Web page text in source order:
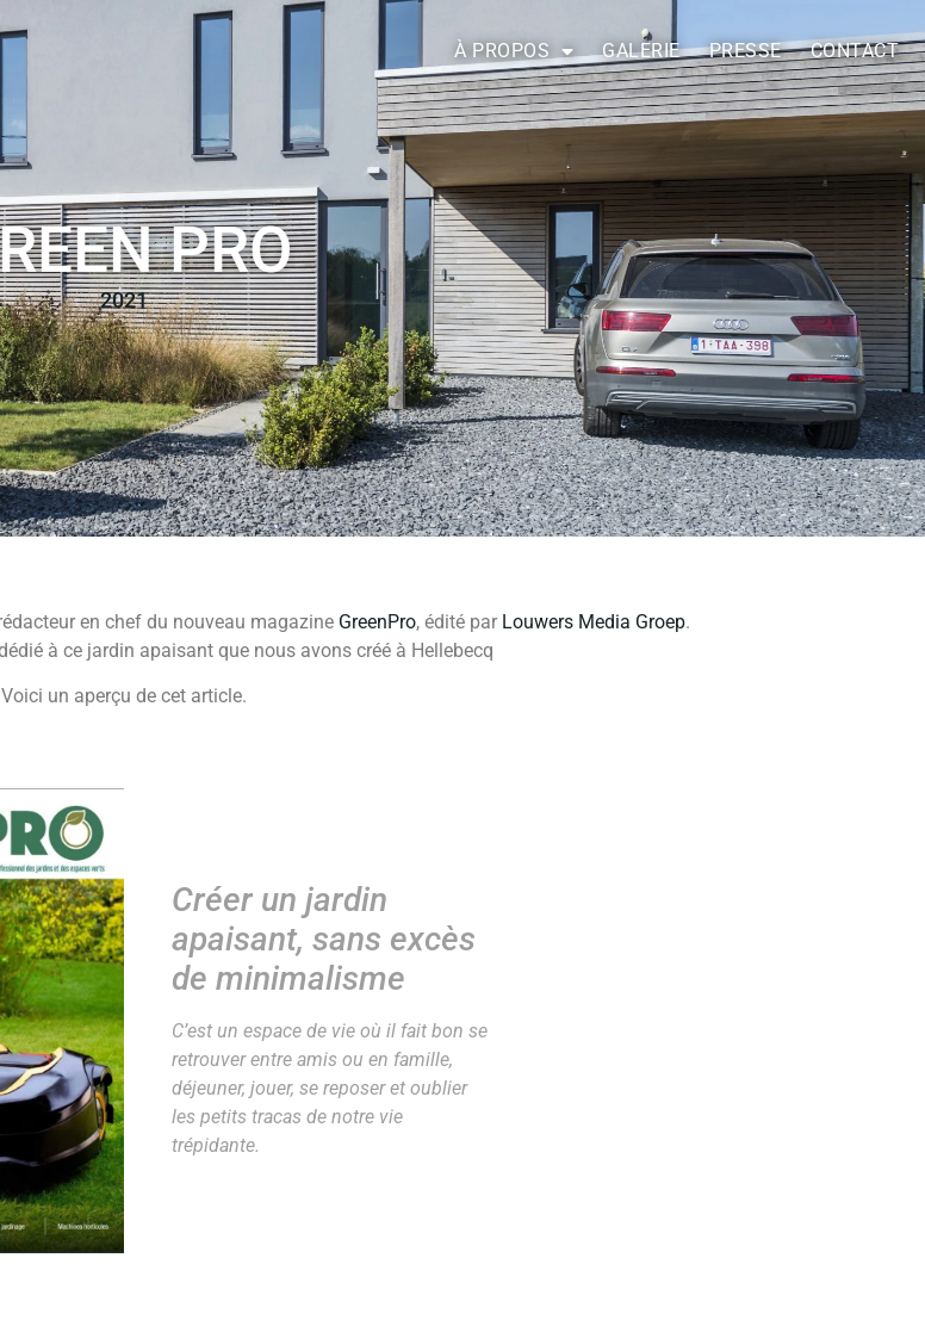
À PROPOS GALERIE PRESSE CONTACT
PRO
2021
en chef du nouveau magazine GreenPro, édité par Louwers Media Groep.
à ce jardin apaisant que nous avons créé à Hellebecq
Voici un aperçu de cet article.
Créer un jardin
apaisant, sans excès
de minimalisme
C’est un espace de vie où il fait bon se
retrouver entre amis ou en famille,
déjeuner, jouer, se reposer et oublier
les petits tracas de notre vie
trépidante.